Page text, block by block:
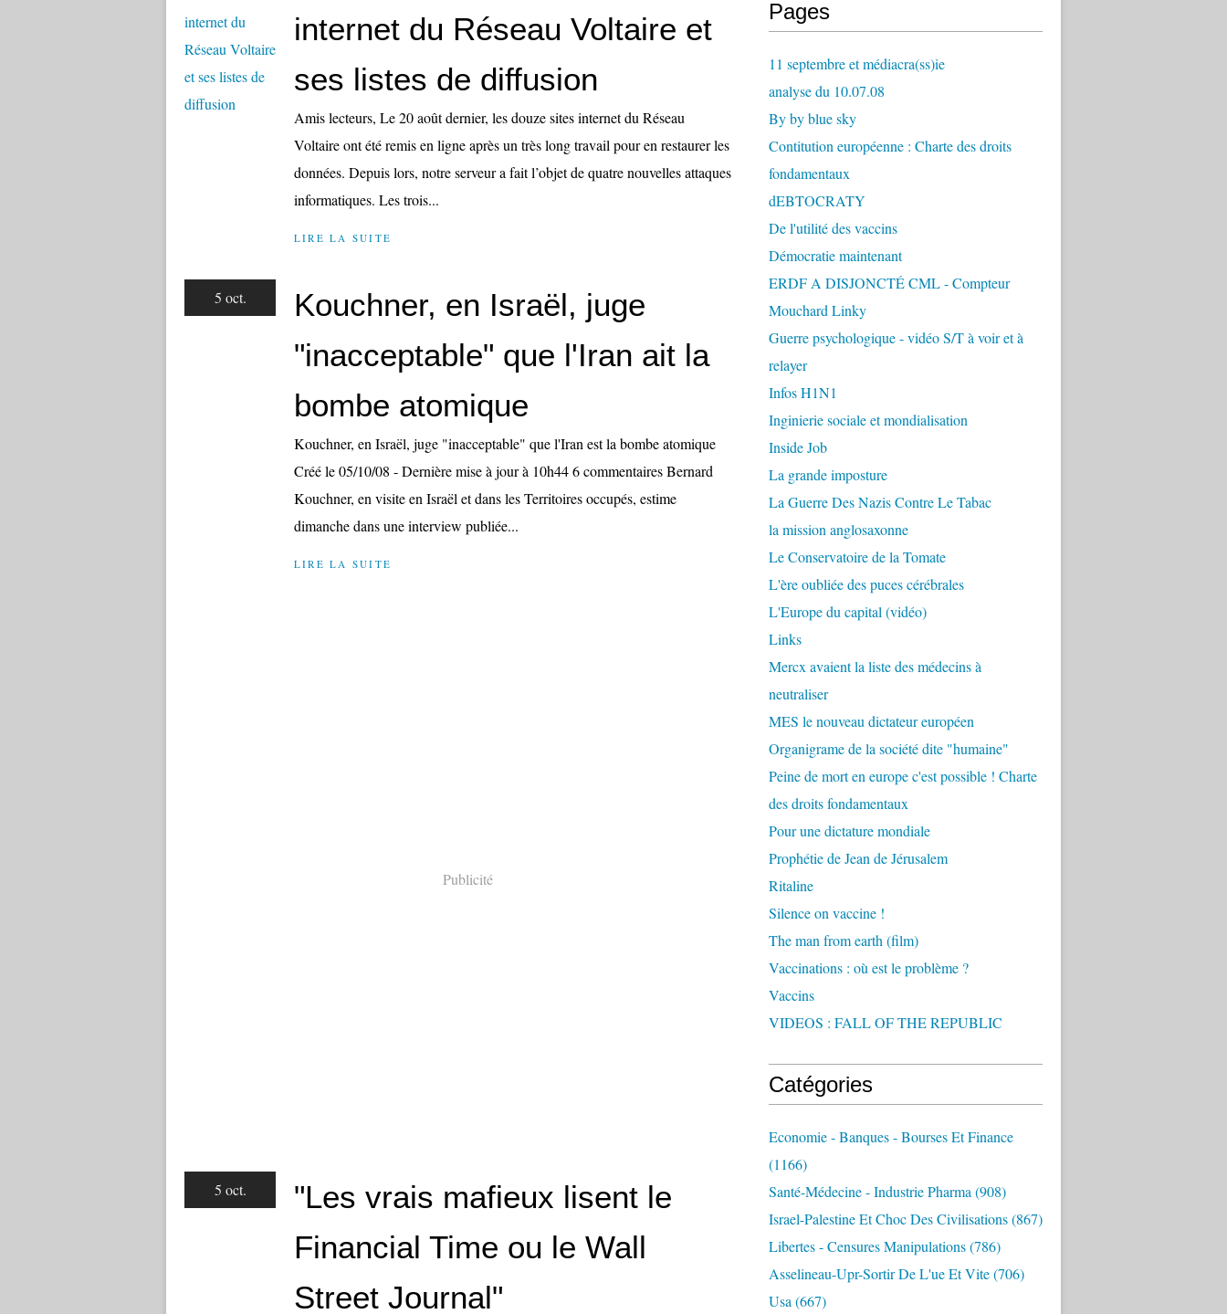
internet du Réseau Voltaire et
ses listes de diffusion
Amis lecteurs, Le 20 août dernier, les douze sites internet du Réseau
Voltaire ont été remis en ligne après un très long travail pour en restaurer les
données. Depuis lors, notre serveur a fait l’objet de quatre nouvelles attaques
informatiques. Les trois...
LIRE LA SUITE
5 oct.
Kouchner, en Israël, juge
"inacceptable" que l'Iran ait la
bombe atomique
Kouchner, en Israël, juge "inacceptable" que l'Iran est la bombe atomique
Créé le 05/10/08 - Dernière mise à jour à 10h44 6 commentaires Bernard
Kouchner, en visite en Israël et dans les Territoires occupés, estime
dimanche dans une interview publiée...
LIRE LA SUITE
Publicité
5 oct.
"Les vrais mafieux lisent le
Financial Time ou le Wall
Street Journal"
Pages
11 septembre et médiacra(ss)ie
analyse du 10.07.08
By by blue sky
Contitution européenne : Charte des droits
fondamentaux
dEBTOCRATY
De l'utilité des vaccins
Démocratie maintenant
ERDF A DISJONCTÉ CML - Compteur
Mouchard Linky
Guerre psychologique - vidéo S/T à voir et à
relayer
Infos H1N1
Inginierie sociale et mondialisation
Inside Job
La grande imposture
La Guerre Des Nazis Contre Le Tabac
la mission anglosaxonne
Le Conservatoire de la Tomate
L'ère oubliée des puces cérébrales
L'Europe du capital (vidéo)
Links
Mercx avaient la liste des médecins à
neutraliser
MES le nouveau dictateur européen
Organigrame de la société dite "humaine"
Peine de mort en europe c'est possible ! Charte
des droits fondamentaux
Pour une dictature mondiale
Prophétie de Jean de Jérusalem
Ritaline
Silence on vaccine !
The man from earth (film)
Vaccinations : où est le problème ?
Vaccins
VIDEOS : FALL OF THE REPUBLIC
Catégories
Economie - Banques - Bourses Et Finance
(1166)
Santé-Médecine - Industrie Pharma (908)
Israel-Palestine Et Choc Des Civilisations(867)
Libertes - Censures Manipulations(786)
Asselineau-Upr-Sortir De L'ue Et Vite(706)
Usa (667)